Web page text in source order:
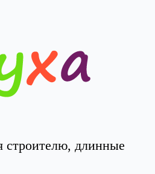
строителю, длинные